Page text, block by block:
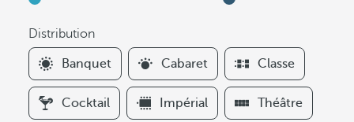
Distribution
F
i
l
t
Banquet Cabaret Classe
Cocktail Impérial Théâtre